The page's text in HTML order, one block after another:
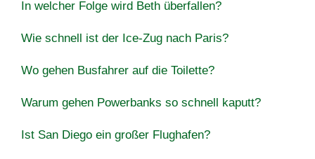
In welcher Folge wird Beth überfallen?
Wie schnell ist der Ice-Zug nach Paris?
Wo gehen Busfahrer auf die Toilette?
Warum gehen Powerbanks so schnell kaputt?
Ist San Diego ein großer Flughafen?